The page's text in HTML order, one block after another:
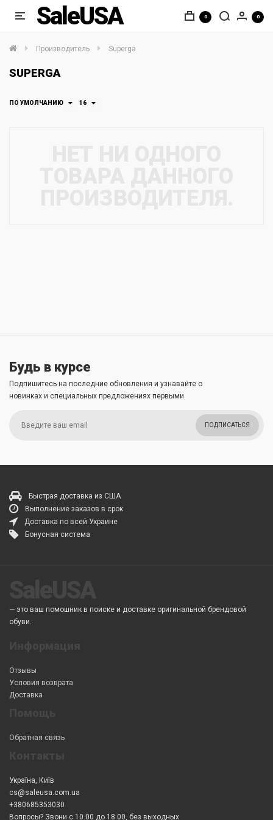
SaleUSA 0 0
Производитель Superga
SUPERGA
ПО УМОЛЧАНИЮ 16
Будь в курсе
Подпишитесь на последние обновления и узнавайте о
новинках и специальных предложениях первыми
ПОДПИСАТЬСЯ
Быстрая доставка из США
Выполнение заказов в срок
Доставка по всей Украине
Бонусная система
— это ваш помошник в поиске и доставке оригинальной брендовой
обуви.
Отзывы
Условия возврата
Доставка
Обратная связь
Україна, Київ
cs@saleusa.com.ua
+380685353030
Вопросы? Звони с 10.00 до 18.00, без выходных